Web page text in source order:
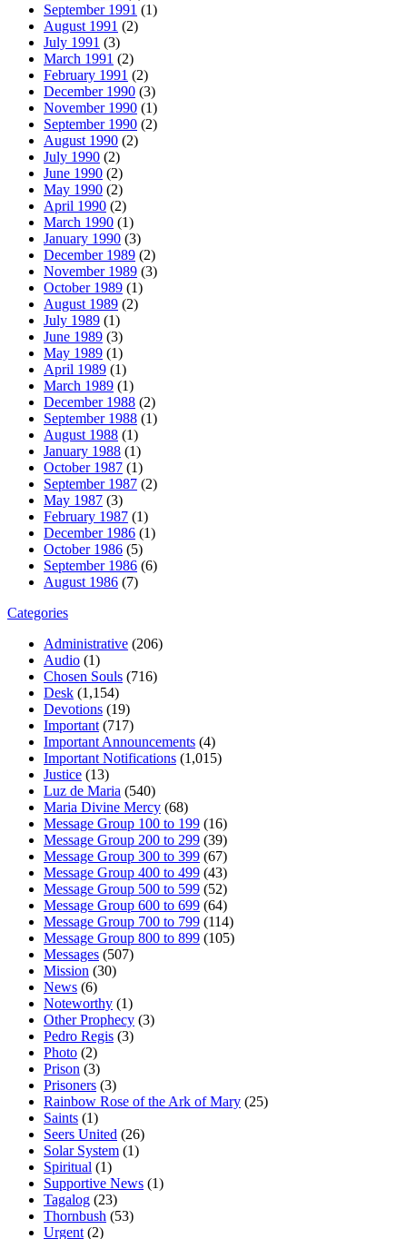
September 1991 (1)
August 1991 (2)
July 1991 (3)
March 1991 (2)
February 1991 (2)
December 1990 (3)
November 1990 (1)
September 1990 (2)
August 1990 (2)
July 1990 (2)
June 1990 (2)
May 1990 (2)
April 1990 (2)
March 1990 (1)
January 1990 (3)
December 1989 (2)
November 1989 (3)
October 1989 (1)
August 1989 (2)
July 1989 (1)
June 1989 (3)
May 1989 (1)
April 1989 (1)
March 1989 (1)
December 1988 (2)
September 1988 (1)
August 1988 (1)
January 1988 (1)
October 1987 (1)
September 1987 (2)
May 1987 (3)
February 1987 (1)
December 1986 (1)
October 1986 (5)
September 1986 (6)
August 1986 (7)
Categories
Administrative (206)
Audio (1)
Chosen Souls (716)
Desk (1,154)
Devotions (19)
Important (717)
Important Announcements (4)
Important Notifications (1,015)
Justice (13)
Luz de Maria (540)
Maria Divine Mercy (68)
Message Group 100 to 199 (16)
Message Group 200 to 299 (39)
Message Group 300 to 399 (67)
Message Group 400 to 499 (43)
Message Group 500 to 599 (52)
Message Group 600 to 699 (64)
Message Group 700 to 799 (114)
Message Group 800 to 899 (105)
Messages (507)
Mission (30)
News (6)
Noteworthy (1)
Other Prophecy (3)
Pedro Regis (3)
Photo (2)
Prison (3)
Prisoners (3)
Rainbow Rose of the Ark of Mary (25)
Saints (1)
Seers United (26)
Solar System (1)
Spiritual (1)
Supportive News (1)
Tagalog (23)
Thornbush (53)
Urgent (2)